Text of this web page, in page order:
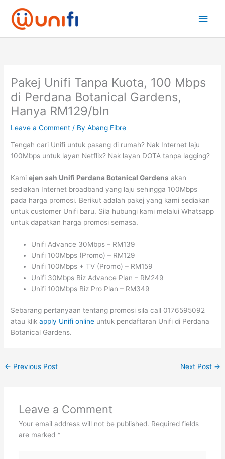
content
Pakej Unifi Tanpa Kuota, 100 Mbps
di Perdana Botanical Gardens,
Hanya RM129/bln
Leave a Comment / ByAbang Fibre
Tengah cari Unifi untuk pasang di rumah? Nak Internet laju
100Mbps untuk layan Netflix? Nak layan DOTA tanpa lagging?
Kamiejen sah Unifi Perdana Botanical Gardens akan
sediakan Internet broadband yang laju sehingga 100Mbps
pada harga promosi. Berikut adalah pakej yang kami sediakan
untuk customer Unifi baru. Sila hubungi kami melalui Whatsapp
untuk dapatkan harga promosi semasa.
Unifi Advance 30Mbps – RM139
Unifi 100Mbps (Promo) – RM129
Unifi 100Mbps + TV (Promo) – RM159
Unifi 30Mbps Biz Advance Plan – RM249
Unifi 100Mbps Biz Pro Plan – RM349
Sebarang pertanyaan tentang promosi sila call 0176595092
atau klikapply Unifi online untuk pendaftaran Unifi di Perdana
Botanical Gardens.
← Previous Post Next Post →
Leave a Comment
Your email address will not be published. Required fields
are marked *